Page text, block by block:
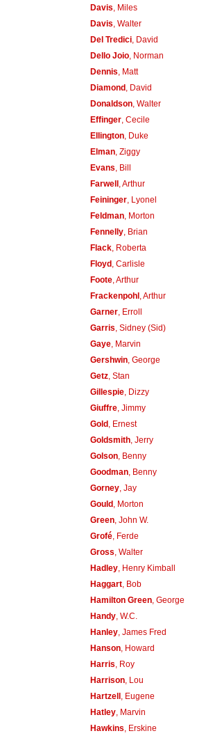
Davis , Miles
Davis , Walter
Del Tredici, David
Dello Joio, Norman
Dennis , Matt
Diamond, David
Donaldson, Walter
Effinger, Cecile
Ellington, Duke
Elman, Ziggy
Evans , Bill
Farwell, Arthur
Feininger, Lyonel
Feldman, Morton
Fennelly, Brian
Flack, Roberta
Floyd, Carlisle
Foote, Arthur
Frackenpohl, Arthur
Garner, Erroll
Garris , Sidney (Sid)
Gaye, Marvin
Gershwin, George
Getz, Stan
Gillespie, Dizzy
Giuffre, Jimmy
Gold, Ernest
Goldsmith, Jerry
Golson, Benny
Goodman, Benny
Gorney, Jay
Gould, Morton
Green, John W.
Grofé, Ferde
Gross , Walter
Hadley, Henry Kimball
Haggart, Bob
Hamilton Green, George
Handy, W.C.
Hanley, James Fred
Hanson, Howard
Harris , Roy
Harrison, Lou
Hartzell, Eugene
Hatley, Marvin
Hawkins , Erskine